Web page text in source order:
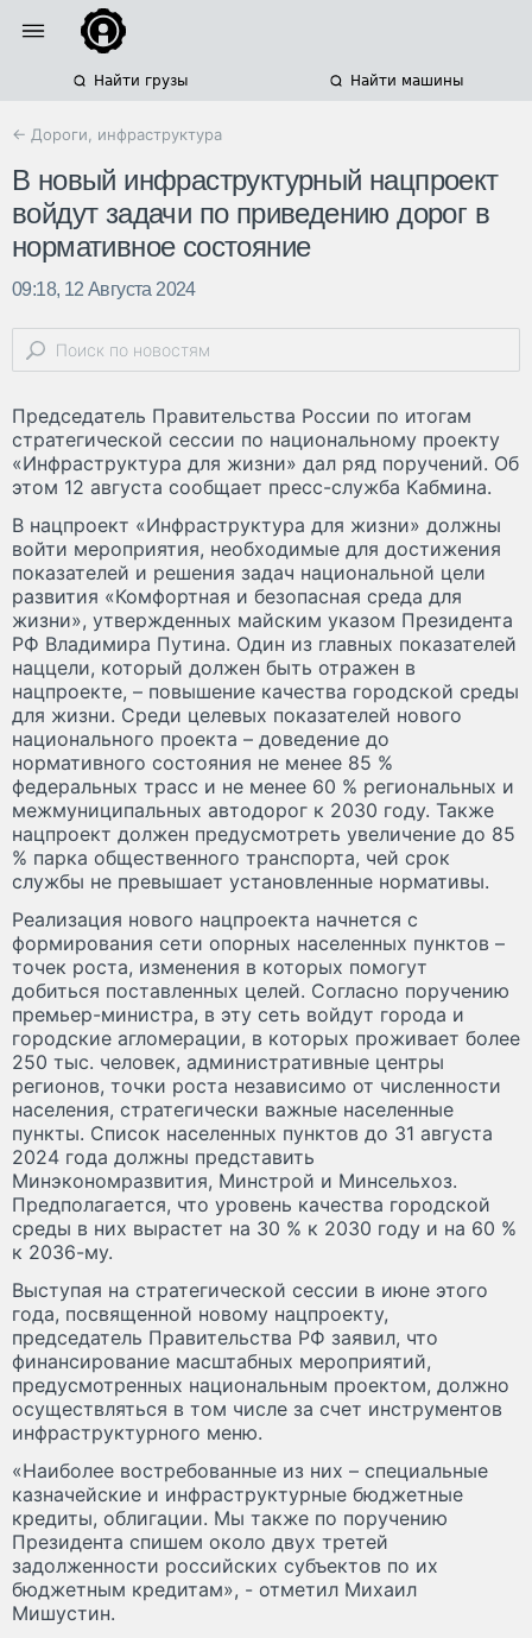
Найти грузы Найти машины
← Дороги, инфраструктура
В новый инфраструктурный нацпроект
войдут задачи по приведению дорог в
нормативное состояние
09:18, 12 Августа 2024
Председатель Правительства России по итогам
стратегической сессии по национальному проекту
«Инфраструктура для жизни» дал ряд поручений. Об
этом 12 августа сообщает пресс-служба Кабмина.
В нацпроект «Инфраструктура для жизни» должны
войти мероприятия, необходимые для достижения
показателей и решения задач национальной цели
развития «Комфортная и безопасная среда для
жизни», утвержденных майским указом Президента
РФ Владимира Путина. Один из главных показателей
наццели, который должен быть отражен в
нацпроекте, – повышение качества городской среды
для жизни. Среди целевых показателей нового
национального проекта – доведение до
нормативного состояния не менее 85 %
федеральных трасс и не менее 60 % региональных и
межмуниципальных автодорог к 2030 году. Также
нацпроект должен предусмотреть увеличение до 85
% парка общественного транспорта, чей срок
службы не превышает установленные нормативы.
Реализация нового нацпроекта начнется с
формирования сети опорных населенных пунктов –
точек роста, изменения в которых помогут
добиться поставленных целей. Согласно поручению
премьер-министра, в эту сеть войдут города и
городские агломерации, в которых проживает более
250 тыс. человек, административные центры
регионов, точки роста независимо от численности
населения, стратегически важные населенные
пункты. Список населенных пунктов до 31 августа
2024 года должны представить
Минэкономразвития, Минстрой и Минсельхоз.
Предполагается, что уровень качества городской
среды в них вырастет на 30 % к 2030 году и на 60 %
к 2036-му.
Выступая на стратегической сессии в июне этого
года, посвященной новому нацпроекту,
председатель Правительства РФ заявил, что
финансирование масштабных мероприятий,
предусмотренных национальным проектом, должно
осуществляться в том числе за счет инструментов
инфраструктурного меню.
«Наиболее востребованные из них – специальные
казначейские и инфраструктурные бюджетные
кредиты, облигации. Мы также по поручению
Президента спишем около двух третей
задолженности российских субъектов по их
бюджетным кредитам», - отметил Михаил
Мишустин.